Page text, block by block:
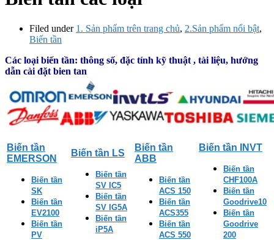
Filed under 1. Sản phẩm trên trang chủ, 2.Sản phẩm nổi bật,
Biến tần
Các loại biến tần: thông số, đặc tính kỹ thuật , tài liệu, hướng
dẫn cài đặt bien tan
Biến tần
EMERSON
Biến tần
SK
Biến tần
EV2100
Biến tần
PV
Biến tần LS
Biến tần
SV IC5
Biến tần
SV IG5A
Biến tần
iP5A
Biến tần
ABB
Biến tần
ACS 150
Biến tần
ACS355
Biến tần
ACS 550
Biến tần INVT
Biến tần
CHF100A
Biến tần
Goodrive10
Biến tần
Goodrive
200